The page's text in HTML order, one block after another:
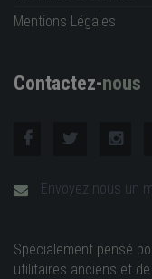
Mentions Légales
Contactez-nous
Envoyez nous un
Spécialement pensé
utilitaires anciens et